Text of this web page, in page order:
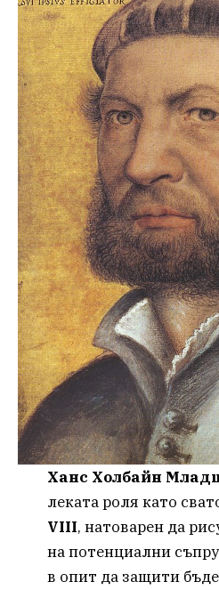
Ханс Холбайн
леката роля като
VIII, натоварен да
на потенциални
в опит да защити